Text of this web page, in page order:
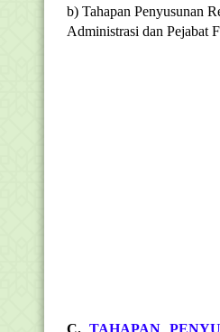
b) Tahapan Penyusunan
Administrasi dan Pejabat